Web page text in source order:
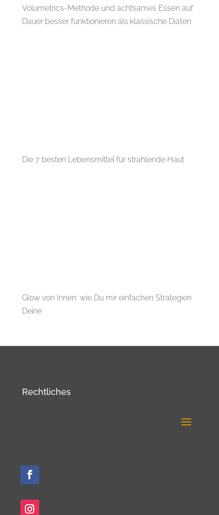
Volumetrics-Methode und achtsames Essen auf
Dauer besser funktionieren als klassische Diäten
Die 7 besten Lebensmittel für strahlende Haut
Glow von Innen: wie Du mir einfachen Strategien
Deine
Rechtliches